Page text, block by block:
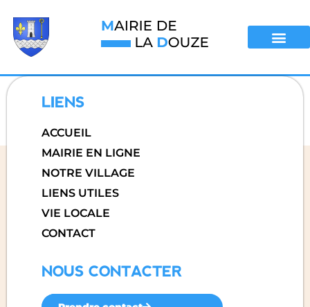
LIENS
ACCUEIL
MAIRIE EN LIGNE
NOTRE VILLAGE
LIENS UTILES
VIE LOCALE
CONTACT
NOUS CONTACTER